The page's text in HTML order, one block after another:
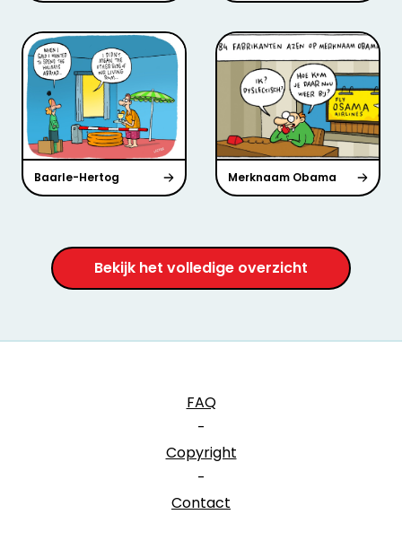
Baarle-Hertog Merknaam Obama
Bekijk het volledige overzicht
FAQ
-
Copyright
-
Contact